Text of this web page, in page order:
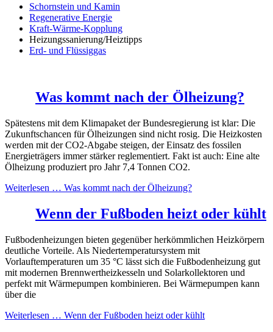
Schornstein und Kamin
Regenerative Energie
Kraft-Wärme-Kopplung
Heizungssanierung/Heiztipps
Erd- und Flüssiggas
Was kommt nach der Ölheizung?
Spätestens mit dem Klimapaket der Bundesregierung ist klar: Die
Zukunftschancen für Ölheizungen sind nicht rosig. Die Heizkosten
werden mit der CO2-Abgabe steigen, der Einsatz des fossilen
Energieträgers immer stärker reglementiert. Fakt ist auch: Eine alte
Ölheizung produziert pro Jahr 7,4 Tonnen CO2.
Weiterlesen … Was kommt nach der Ölheizung?
Wenn der Fußboden heizt oder kühlt
Fußbodenheizungen bieten gegenüber herkömmlichen Heizkörpern
deutliche Vorteile. Als Niedertemperatursystem mit
Vorlauftemperaturen um 35 °C lässt sich die Fußbodenheizung gut
mit modernen Brennwertheizkesseln und Solarkollektoren und
perfekt mit Wärmepumpen kombinieren. Bei Wärmepumpen kann
über die
Weiterlesen … Wenn der Fußboden heizt oder kühlt